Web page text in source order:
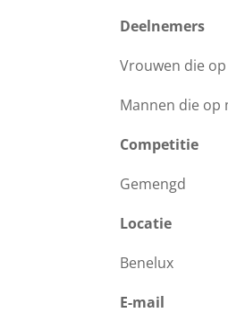
Deelnemers
Vrouwen die
Mannen die op
Competitie
Gemengd
Locatie
Benelux
E-mail